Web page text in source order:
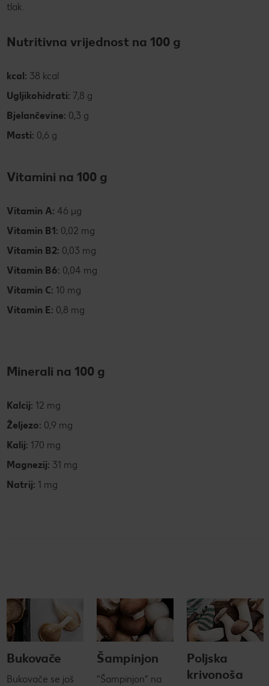
tlak.
Nutritivna vrijednost na 100 g
kcal: 38 kcal
Ugljikohidrati: 7,8 g
Bjelančevine: 0,3 g
Masti: 0,6 g
Vitamini na 100 g
Vitamin A: 46 µg
Vitamin B1: 0,02 mg
Vitamin B2: 0,03 mg
Vitamin B6: 0,04 mg
Vitamin C: 10 mg
Vitamin E: 0,8 mg
Minerali na 100 g
Kalcij: 12 mg
Željezo: 0,9 mg
Kalij: 170 mg
Magnezij: 31 mg
Natrij: 1 mg
Bukovače
Bukovače se još
Šampinjon
“Šampinjon” na
Poljska
krivonoša